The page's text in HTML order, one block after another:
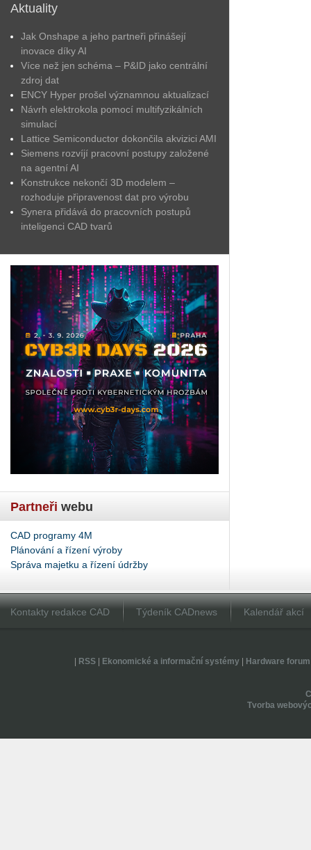
Aktuality
Jak Onshape a jeho partneři přinášejí
inovace díky AI
Více než jen schéma – P&ID jako centrální
zdroj dat
ENCY Hyper prošel významnou aktualizací
Návrh elektrokola pomocí multifyzikálních
simulací
Lattice Semiconductor dokončila akvizici AMI
Siemens rozvíjí pracovní postupy založené
na agentní AI
Konstrukce nekončí 3D modelem –
rozhoduje připravenost dat pro výrobu
Synera přidává do pracovních postupů
inteligenci CAD tvarů
Partneři webu
CAD programy 4M
Plánování a řízení výroby
Správa majetku a řízení údržby
Kontakty redakce CAD Týdeník CADnews Kalendář akcí
RSS| Ekonomické a informační systémy| Hardware forum
Tvorba